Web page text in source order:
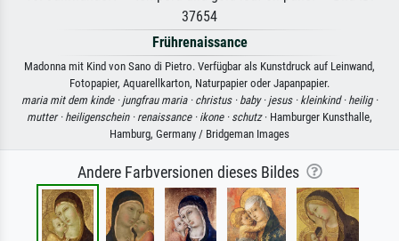
37654
Frührenaissance
Madonna mit Kind von Sano di Pietro. Verfügbar als Kunstdruck auf Leinwand,
Fotopapier, Aquarellkarton, Naturpapier oder Japanpapier.
maria mit dem kinde · jungfrau maria · christus · baby · jesus · kleinkind · heilig ·
mutter · heiligenschein · renaissance · ikone · schutz· Hamburger Kunsthalle,
Hamburg, Germany / Bridgeman Images
Andere Farbversionen dieses Bildes